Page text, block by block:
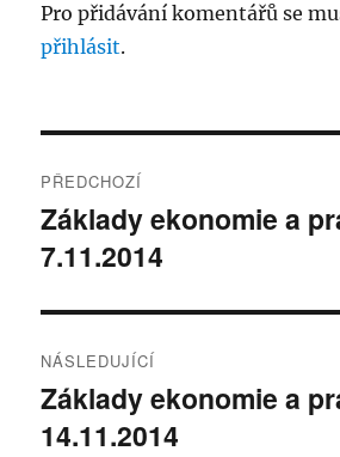
Pro přidávání komentářů se
přihlásit.
pro
příspěvek
PŘEDCHOZÍ
Předchozí
příspěvek:
Základy ekonomie a
7.11.2014
NÁSLEDUJÍCÍ
Následující
příspěvek:
Základy ekonomie a
14.11.2014